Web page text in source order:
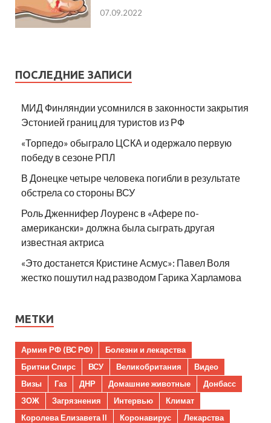
07.09.2022
ПОСЛЕДНИЕ ЗАПИСИ
МИД Финляндии усомнился в законности закрытия
Эстонией границ для туристов из РФ
«Торпедо» обыграло ЦСКА и одержало первую
победу в сезоне РПЛ
В Донецке четыре человека погибли в результате
обстрела со стороны ВСУ
Роль Дженнифер Лоуренс в «Афере по-
американски» должна была сыграть другая
известная актриса
«Это достанется Кристине Асмус»: Павел Воля
жестко пошутил над разводом Гарика Харламова
МЕТКИ
Армия РФ (ВС РФ)
Болезни и лекарства
Бритни Спирс
ВСУ Великобритания
Видео
Визы
Газ ДНР Домашние животные
Донбасс
ЗОЖ
Загрязнения Интервью
Климат
Королева Елизавета II
Коронавирус
Лекарства